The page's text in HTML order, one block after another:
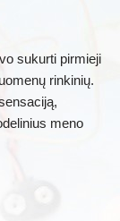
sukurti pirmieji
rinkinių.
meno